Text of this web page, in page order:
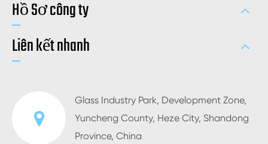
Hồ Sơ công ty
Liên kết nhanh
Glass Industry Park, Development Zone,
Yuncheng County, Heze City, Shandong
Province, China